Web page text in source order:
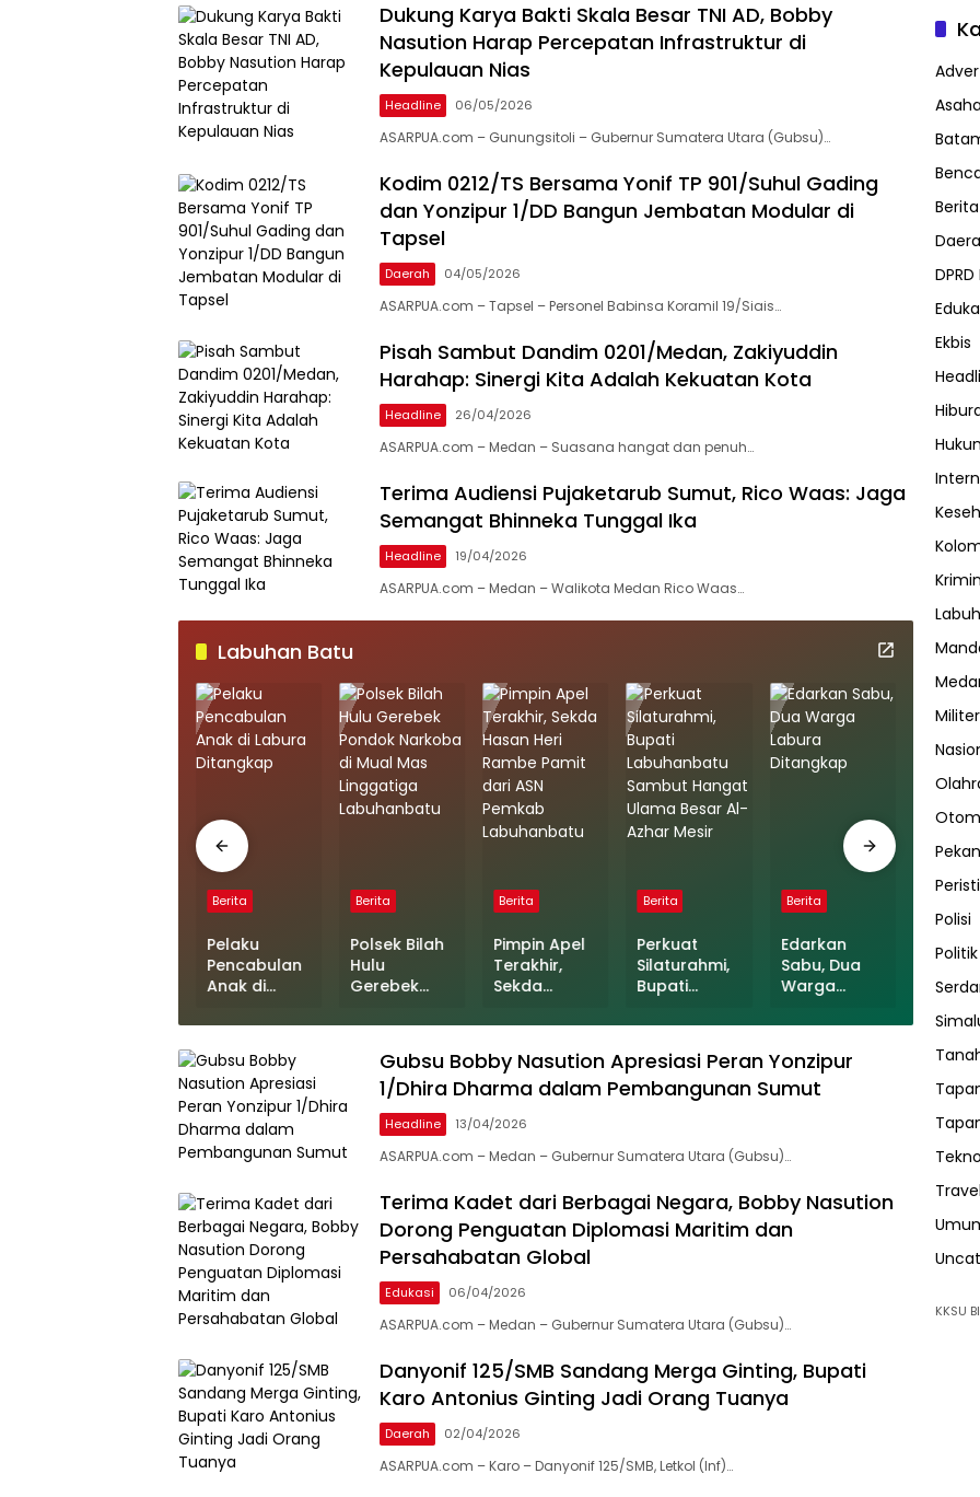
Dukung Karya Bakti Skala Besar TNI AD, Bobby
Nasution Harap Percepatan Infrastruktur di
Kepulauan Nias
Headline 06/05/2026
ASARPUA.com – Gunungsitoli – Gubernur Sumatera Utara (Gubsu)…
Kodim 0212/TS Bersama Yonif TP 901/Suhul Gading
dan Yonzipur 1/DD Bangun Jembatan Modular di
Tapsel
Daerah 04/05/2026
ASARPUA.com – Tapsel – Personel Babinsa Koramil 19/Siais…
Pisah Sambut Dandim 0201/Medan, Zakiyuddin
Harahap: Sinergi Kita Adalah Kekuatan Kota
Headline 26/04/2026
ASARPUA.com – Medan – Suasana hangat dan penuh…
Terima Audiensi Pujaketarub Sumut, Rico Waas: Jaga
Semangat Bhinneka Tunggal Ika
Headline 19/04/2026
ASARPUA.com – Medan – Walikota Medan Rico Waas…
Labuhan Batu
Berita
Pelaku
Pencabulan
Anak di
Ditangkap
Berita
Polsek Bilah
Hulu
Gerebek
Narkoba di
Mual Mas
Linggatiga
Labuhanbat
Berita
Pimpin Apel
Terakhir,
Sekda
Rambe
ASN Pemkab
Labuhanbat
Berita
Perkuat
Silaturahmi,
Bupati
u Sambut
Hangat
Ulama Besar
Al-Azhar
Berita
Edarkan
Sabu, Dua
Warga
Ditangkap
Pelaku
Anak
Gubsu Bobby Nasution Apresiasi Peran Yonzipur
1/Dhira Dharma dalam Pembangunan Sumut
Headline 13/04/2026
ASARPUA.com – Medan – Gubernur Sumatera Utara (Gubsu)…
Terima Kadet dari Berbagai Negara, Bobby Nasution
Dorong Penguatan Diplomasi Maritim dan
Persahabatan Global
Edukasi 06/04/2026
ASARPUA.com – Medan – Gubernur Sumatera Utara (Gubsu)…
Danyonif 125/SMB Sandang Merga Ginting, Bupati
Karo Antonius Ginting Jadi Orang Tuanya
Daerah 02/04/2026
ASARPUA.com – Karo – Danyonif 125/SMB, Letkol (Inf)…
Berita
Ekbis
Militer
Polisi
Politik
Travel
KKSU BI